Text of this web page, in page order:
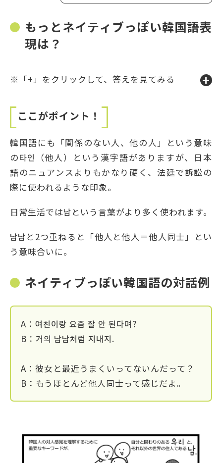
もっとネイティブっぽい韓国語表
現は？
※「+」をクリックして、答えを見てみる
ここがポイント！
韓国語にも「関係のない人、他の人」という意味
の타인（他人）という漢字語がありますが、日本
語のニュアンスよりもかなり硬く、法廷で訴訟の
際に使われるような印象。
日常生活では남という言葉がより多く使われます。
남남と2つ重ねると「他人と他人＝他人同士」とい
う意味合いに。
ネイティブっぽい韓国語の対話例
A：여친이랑 요즘 잘 안 된다며?
B：거의 남남처럼 지내지.
A：彼女と最近うまくいってないんだって？
B：もうほとんど他人同士って感じだよ。